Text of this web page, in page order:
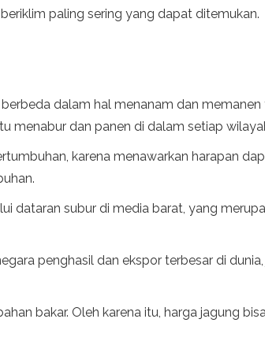
paling sering yang dapat ditemukan.
dalam hal menanam dan
menabur dan panen di dalam setiap
karena menawarkan harapan
dataran subur di media barat, yang
penghasil dan ekspor terbesar di
bakar. Oleh karena itu, harga jagung